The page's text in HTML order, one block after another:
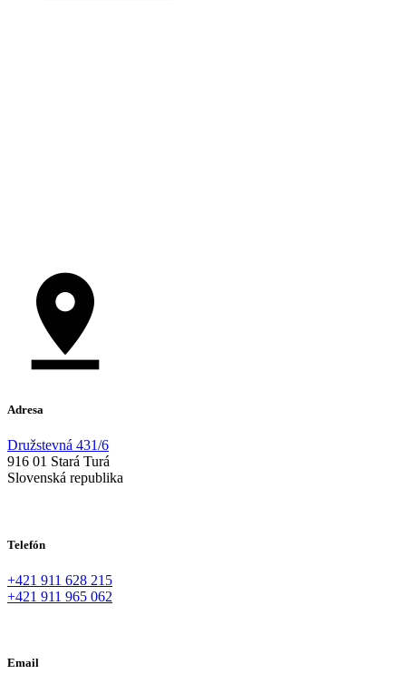
Adresa
Družstevná 431/6
916 01 Stará Turá
Slovenská republika
Telefón
+421 911 628 215
+421 911 965 062
Email